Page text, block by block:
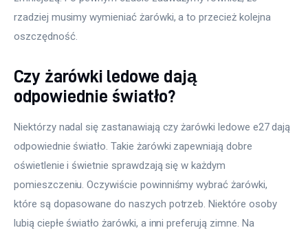
rzadziej musimy wymieniać żarówki, a to przecież kolejna
oszczędność.
Czy żarówki ledowe dają
odpowiednie światło?
Niektórzy nadal się zastanawiają czy żarówki ledowe e27 dają
odpowiednie światło. Takie żarówki zapewniają dobre
oświetlenie i świetnie sprawdzają się w każdym
pomieszczeniu. Oczywiście powinniśmy wybrać żarówki,
które są dopasowane do naszych potrzeb. Niektóre osoby
lubią ciepłe światło żarówki, a inni preferują zimne. Na